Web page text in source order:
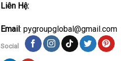
Liên Hệ:
Email: pygroupglobal@gmail.com
Social